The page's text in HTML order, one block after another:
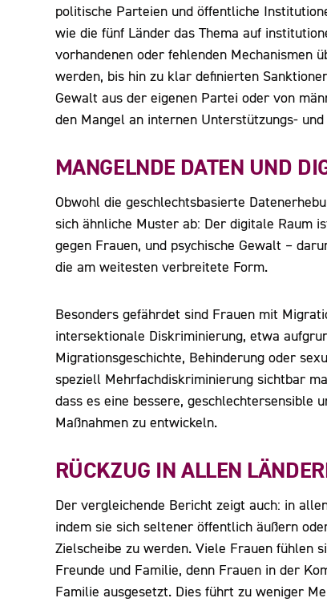
politische Parteien und öffentliche
wie die fünf Länder das Thema auf
vorhandenen oder fehlenden Mechanismen
werden, bis hin zu klar definierten
Gewalt aus der eigenen Partei oder von
den Mangel an internen Unterstützungs-
MANGELNDE DATEN UND
Obwohl die geschlechtsbasierte
sich ähnliche Muster ab: Der digitale Raum
gegen Frauen, und psychische Gewalt –
die am weitesten verbreitete Form.
Besonders gefährdet sind Frauen mit
intersektionale Diskriminierung, etwa
Migrationsgeschichte, Behinderung oder
speziell Mehrfachdiskriminierung sichtbar
dass es eine bessere, geschlechtersensible
Maßnahmen zu entwickeln.
RÜCKZUG IN ALLEN
Der vergleichende Bericht zeigt auch: in
indem sie sich seltener öffentlich äußern
Zielscheibe zu werden. Viele Frauen fühlen
Freunde und Familie, denn Frauen in der
Familie ausgesetzt. Dies führt zu weniger